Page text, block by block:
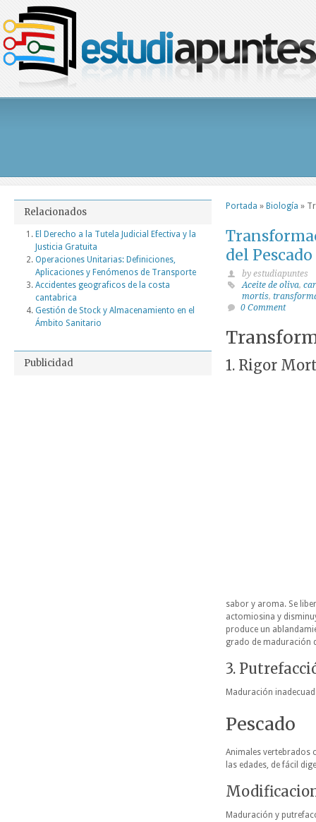
Portada » Biología »
del
by estudiapuntes
Aceite de oliva,
mortis,
0 Comment
1. Rigor
sabor y aroma. Se
actomiosina y
produce un
grado de maduración
3.
Maduración
Pescado
Animales vertebrados
las edades, de fácil
Maduración y
Relacionados
El Derecho a la Tutela Judicial Efectiva y la
Justicia Gratuita
Operaciones Unitarias: Definiciones,
Aplicaciones y Fenómenos de Transporte
Accidentes geograficos de la costa
cantabrica
Gestión de Stock y Almacenamiento en el
Ámbito Sanitario
Publicidad